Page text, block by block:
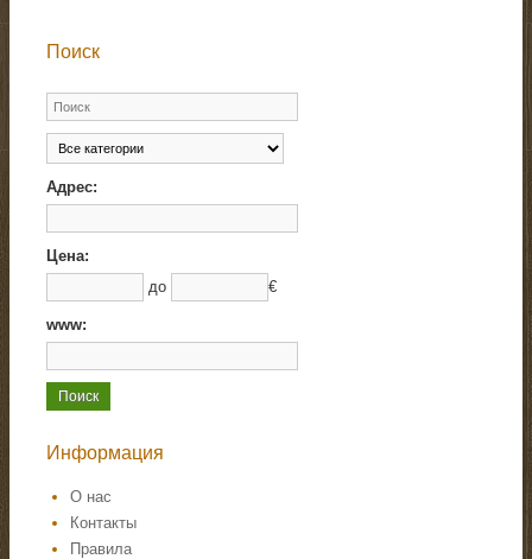
Поиск
Адрес:
Цена:
до
€
www:
Информация
О нас
Контакты
Правила